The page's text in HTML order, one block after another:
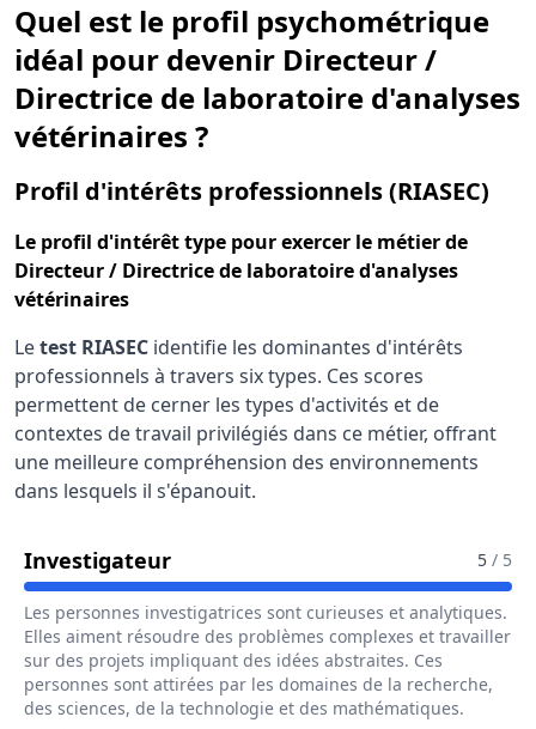
Quel est le profil psychométrique
idéal pour devenir Directeur /
Directrice de laboratoire d'analyses
vétérinaires ?
Profil d'intérêts professionnels (RIASEC)
Le profil d'intérêt type pour exercer le métier de
Directeur / Directrice de laboratoire d'analyses
vétérinaires
Letest RIASEC identifie les dominantes d'intérêts
professionnels à travers six types. Ces scores
permettent de cerner les types d'activités et de
contextes de travail privilégiés dans ce métier, offrant
une meilleure compréhension des environnements
dans lesquels il s'épanouit.
InvestigateurPour Le Métier De Directeur /5 / 5
Les personnes investigatrices sont curieuses et analytiques.
Elles aiment résoudre des problèmes complexes et travailler
sur des projets impliquant des idées abstraites. Ces
personnes sont attirées par les domaines de la recherche,
des sciences, de la technologie et des mathématiques.